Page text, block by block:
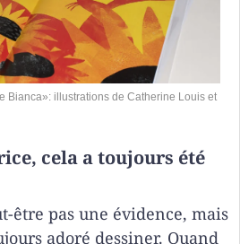
Bianca»: illustrations de Catherine Louis et
cela a toujours été
être pas une évidence, mais
adoré dessiner. Quand